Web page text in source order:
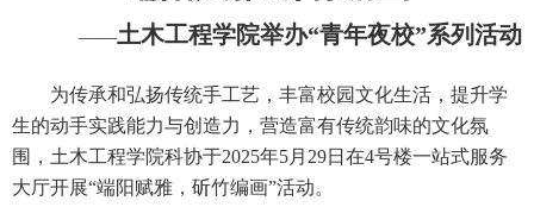
——土木工程学院举办“青年夜校”系列活动
为传承和弘扬传统手工艺，丰富校园文化生活，提升学
生的动手实践能力与创造力，营造富有传统韵味的文化氛
围，土木工程学院科协于2025年5月 29日在4号楼一站式服务
大厅开展“端阳赋雅，斫竹编画”活动。